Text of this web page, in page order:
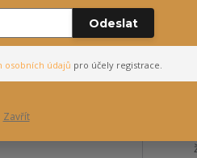
Odeslat
osobních údajů pro účely registrace.
Zavřít